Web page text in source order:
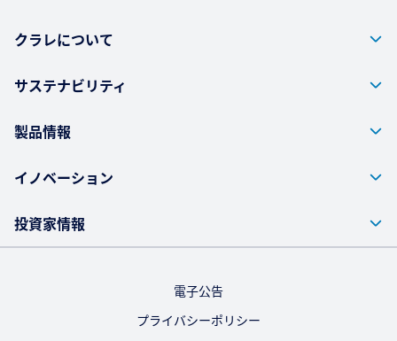
クラレについて
サステナビリティ
製品情報
イノベーション
投資家情報
電子公告
プライバシーポリシー